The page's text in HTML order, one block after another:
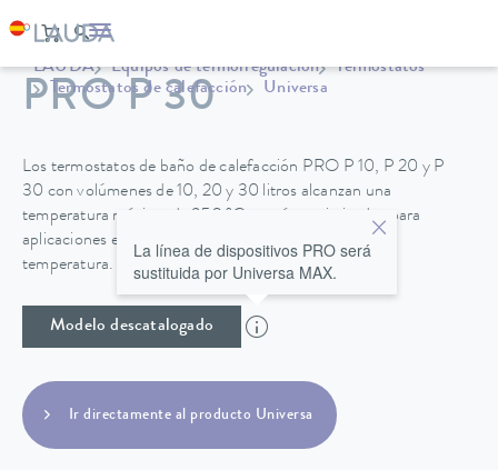
LAUDA Equipos de termorregulación
Termostatos
Termostatos de calefacción
Universa
PRO P 30
Los termostatos de baño de calefacción PRO P 10, P 20 y P
30 con volúmenes de 10, 20 y 30 litros alcanzan una
temperatura máxima de 250 °C y están optimizados para
aplicaciones en el baño con muy buena estabilidad de
temperatura.
Modelo descatalogado
La línea de dispositivos PRO será
sustituida por Universa MAX.
Ir directamente al producto Universa